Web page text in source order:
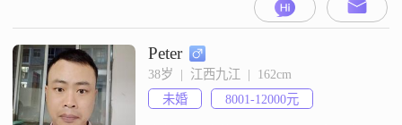
道珍惜，感恩，这个人会是你吗？
Peter
38岁  |  江西九江  |  162cm
未婚
8001-12000元